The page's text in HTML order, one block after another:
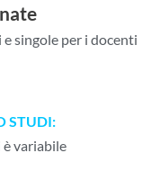
singole per i docenti
STUDI:
è variabile